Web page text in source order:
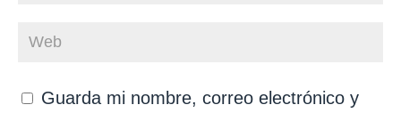
Guarda mi nombre, correo electrónico y